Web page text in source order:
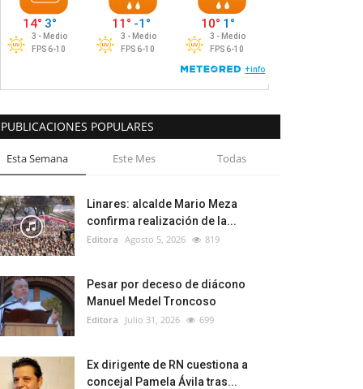
PUBLICACIONES POPULARES
Esta Semana Este Mes Todas
Linares: alcalde Mario Meza
confirma realización de la...
Editora Agosto 5, 2026 819
Pesar por deceso de diácono
Manuel Medel Troncoso
Editora Julio 31, 2026 699
Ex dirigente de RN cuestiona a
concejal Pamela Ávila tras...